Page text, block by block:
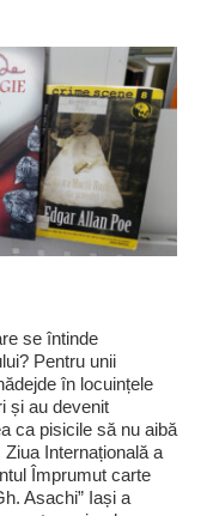
se întinde
Pentru unii
în locuințele
și au devenit
ca pisicile să nu aibă
Internațională a
Împrumut carte
Asachi” Iași a